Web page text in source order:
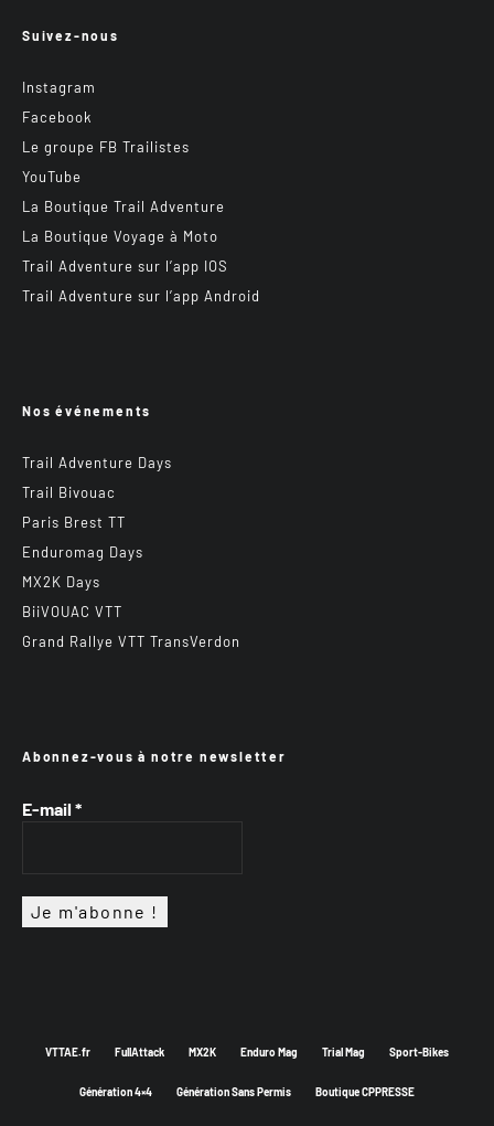
Suivez-nous
Instagram
Facebook
Le groupe FB Trailistes
YouTube
La Boutique Trail Adventure
La Boutique Voyage à Moto
Trail Adventure sur l’app IOS
Trail Adventure sur l’app Android
Nos événements
Trail Adventure Days
Trail Bivouac
Paris Brest TT
Enduromag Days
MX2K Days
BiiVOUAC VTT
Grand Rallye VTT TransVerdon
Abonnez-vous à notre newsletter
E-mail *
VTTAE.fr FullAttack MX2K Enduro Mag Trial Mag Sport-Bikes
Génération 4×4 Génération Sans Permis Boutique CPPRESSE